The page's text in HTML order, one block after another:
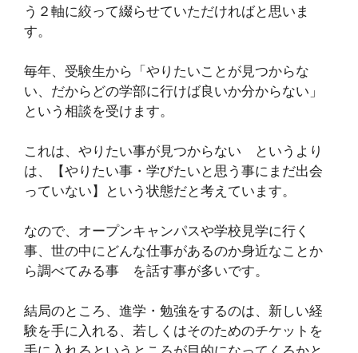
う２軸に絞って綴らせていただければと思いま
す。
毎年、受験生から「やりたいことが見つからな
い、だからどの学部に行けば良いか分からない」
という相談を受けます。
これは、やりたい事が見つからない というより
は、【やりたい事・学びたいと思う事にまだ出会
っていない】という状態だと考えています。
なので、オープンキャンパスや学校見学に行く
事、世の中にどんな仕事があるのか身近なことか
ら調べてみる事 を話す事が多いです。
結局のところ、進学・勉強をするのは、新しい経
験を手に入れる、若しくはそのためのチケットを